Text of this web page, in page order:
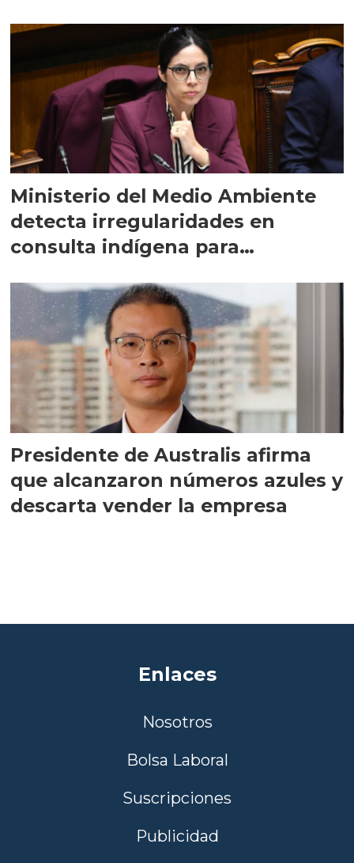
Ministerio del Medio Ambiente
detecta irregularidades en
consulta indígena para
Presidente de Australis afirma
que alcanzaron números azules y
descarta vender la empresa
Enlaces
Nosotros
Bolsa Laboral
Suscripciones
Publicidad